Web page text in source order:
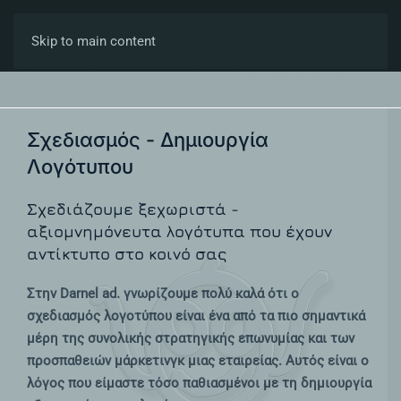
Skip to main content
Σχεδιασμός - Δημιουργία
Λογότυπου
Σχεδιάζουμε ξεχωριστά -
αξιομνημόνευτα λογότυπα που έχουν
αντίκτυπο στο κοινό σας
Στην Darnel ad. γνωρίζουμε πολύ καλά ότι ο
σχεδιασμός λογοτύπου είναι ένα από τα πιο σημαντικά
μέρη της συνολικής στρατηγικής επωνυμίας και των
προσπαθειών μάρκετινγκ μιας εταιρείας. Αυτός είναι ο
λόγος που είμαστε τόσο παθιασμένοι με τη δημιουργία